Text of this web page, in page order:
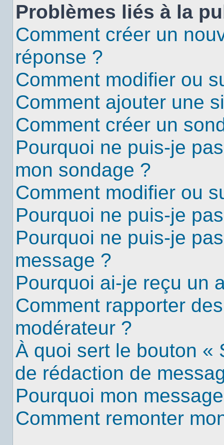
Problèmes liés à la
Comment créer un
réponse ?
Comment modifier ou
Comment ajouter une
Comment créer un
Pourquoi ne puis-je
mon sondage ?
Comment modifier ou
Pourquoi ne puis-je
Pourquoi ne puis-je
message ?
Pourquoi ai-je reçu un
Comment rapporter
modérateur ?
À quoi sert le bouton «
de rédaction de
Pourquoi mon
Comment remonter